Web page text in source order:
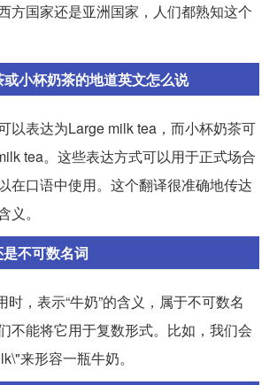
方国家还是亚洲国家，人们都熟知这个
小杯奶茶的地道英文怎么说
以表达为Large milk tea，而小杯奶茶可
tea。这些表达方式可以用于正式场合
在口语中使用。这个翻译很准确地传达
义。
不可数名词
时，表示“牛奶”的含义，属于不可数名
不能将它用于复数形式。比如，我们会
来形容一瓶牛奶。